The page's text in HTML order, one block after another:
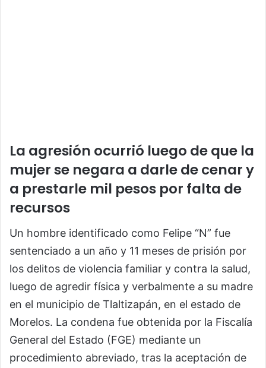
La agresión ocurrió luego de que la
mujer se negara a darle de cenar y
a prestarle mil pesos por falta de
recursos
Un hombre identificado como Felipe “N” fue
sentenciado a un año y 11 meses de prisión por
los delitos de violencia familiar y contra la salud,
luego de agredir física y verbalmente a su madre
en el municipio de Tlaltizapán, en el estado de
Morelos. La condena fue obtenida por la Fiscalía
General del Estado (FGE) mediante un
procedimiento abreviado, tras la aceptación de